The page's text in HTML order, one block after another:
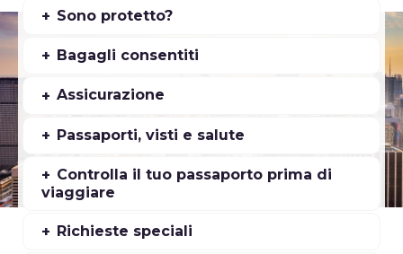
Sono protetto?
Bagagli consentiti
Assicurazione
Passaporti, visti e salute
Controlla il tuo passaporto prima di
viaggiare
Richieste speciali